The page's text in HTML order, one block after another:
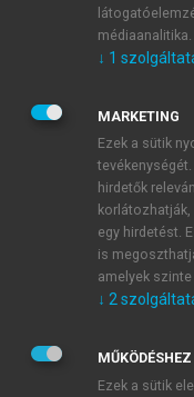
JELSZÓ
JELSZÓ ÚJRA
Kérek értesítést a
Kérek értesítést
Adatkezelési
veszem és
médiaanalitika.
↓ 1
MARKETING
Ezek a sütik
hirdetők
egy hirdetést.
is
amelyek
↓ 2
Ezek a sütik